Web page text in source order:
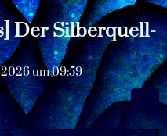
Der Silberquell-
um 09:59